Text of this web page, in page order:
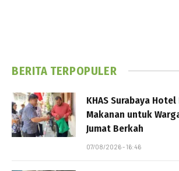
BERITA TERPOPULER
KHAS Surabaya
Makanan untuk
Jumat Berkah
07/08/2026 - 16:46